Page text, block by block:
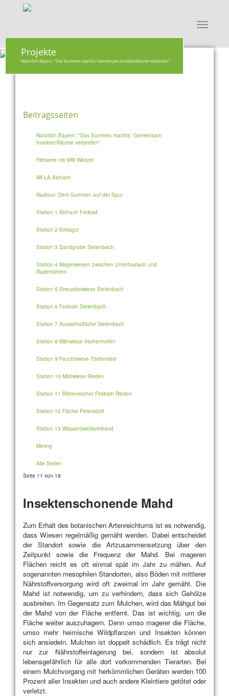
Toggle
Projekte
Natürlich Bayern: "Das Summen machts: Gemeinsam InsektenRäume verbinden"
Beitragsseiten
Natürlich Bayern: "Das Summen machts: Gemeinsam
InsektenRäume verbinden"
Filmserie mit Willi Weitzel
WI-LA Aichach
Radtour: Dem Summen auf der Spur
Station 1 Aichach Freibad
Station 2 Kreisgut
Station 3 Sandgrube Sielenbach
Station 4 Magerwiesen zwischen Unterhaslach und
Raderstetten
Station 5 Streuobstwiese Sielenbach
Station 6 Feldrain Sielenbach
Station 7 Aussichtsfläche Sielenbach
Station 8 Mähwiese Irschenhofen
Station 9 Feuchtwiese Tödtenried
Station 10 Mähwiese Rieden
Station 11 Blütenreicher Feldrain Rieden
Station 12 Fläche Petersdorf
Station 13 Wasserzweckverband
Mering
Alle Seiten
Seite 11 von 18
Insektenschonende Mahd
Zum Erhalt des botanischen Artenreichtums ist es notwendig,
dass Wiesen regelmäßig gemäht werden. Dabei entscheidet
der Standort sowie die Artzusammensetzung über den
Zeitpunkt sowie die Frequenz der Mahd. Bei mageren
Flächen reicht es oft einmal spät im Jahr zu mähen. Auf
sogenannten mesophilen Standorten, also Böden mit mittlerer
Nährstoffversorgung wird oft zweimal im Jahr gemäht. Die
Mahd ist notwendig, um zu verhindern, dass sich Gehölze
ausbreiten. Im Gegensatz zum Mulchen, wird das Mähgut bei
der Mahd von der Fläche entfernt. Das ist wichtig, um die
Fläche weiter auszuhagern. Denn umso magerer die Fläche,
umso mehr heimische Wildpflanzen und Insekten können
sich ansiedeln. Mulchen ist doppelt schädlich. Es trägt nicht
nur zur Nährstoffeinlagerung bei, sondern ist absolut
lebensgefährlich für alle dort vorkommenden Tierarten. Bei
einem Mulchvorgang mit herkömmlichen Geräten werden 100
Prozent aller Insekten und auch andere Kleintiere getötet oder
verletzt.